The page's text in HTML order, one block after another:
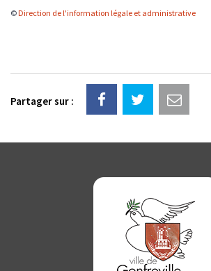
© Direction de l'information légale et administrative
Partager sur :